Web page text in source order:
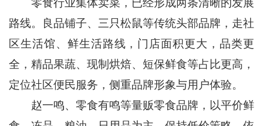
零食行业集体卖菜，已经形成两条清晰的发展
路线。良品铺子、三只松鼠等传统头部品牌，走社
区生活馆、鲜生活路线，门店面积更大，品类更
全，精品果蔬、现制烘焙、短保鲜食等占比更高，
定位社区便民服务，侧重品牌形象与用户体验。
赵一鸣、零食有鸣等量贩零食品牌，以平价鲜